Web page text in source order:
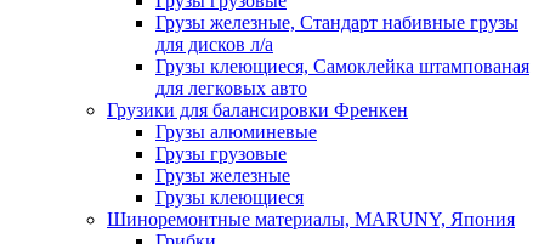
Грузы железные, Cтандарт набивные грузы
для дисков л/а
Грузы клеющиеся, Самоклейка штампованая
для легковых авто
Грузики для балансировки Френкен
Грузы алюминевые
Грузы грузовые
Грузы железные
Грузы клеющиеся
Шиноремонтные материалы, MARUNY, Япония